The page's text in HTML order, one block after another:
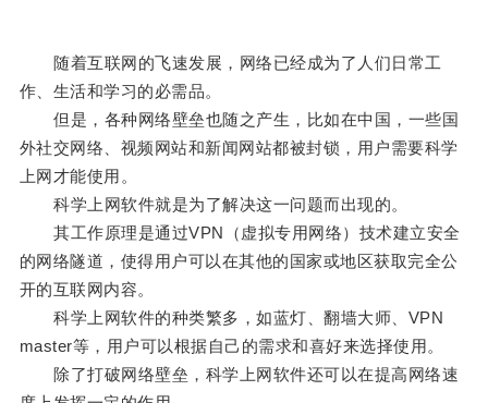
随着互联网的飞速发展，网络已经成为了人们日常工
作、生活和学习的必需品。
但是，各种网络壁垒也随之产生，比如在中国，一些国
外社交网络、视频网站和新闻网站都被封锁，用户需要科学
上网才能使用。
科学上网软件就是为了解决这一问题而出现的。
其工作原理是通过VPN（虚拟专用网络）技术建立安全
的网络隧道，使得用户可以在其他的国家或地区获取完全公
开的互联网内容。
科学上网软件的种类繁多，如蓝灯、翻墙大师、VPN
master等，用户可以根据自己的需求和喜好来选择使用。
除了打破网络壁垒，科学上网软件还可以在提高网络速